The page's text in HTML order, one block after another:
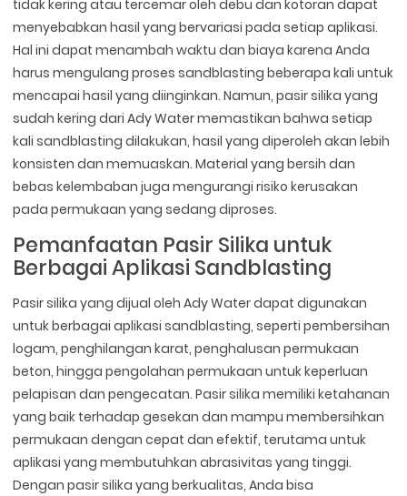
tidak kering atau tercemar oleh debu dan kotoran dapat
menyebabkan hasil yang bervariasi pada setiap aplikasi.
Hal ini dapat menambah waktu dan biaya karena Anda
harus mengulang proses sandblasting beberapa kali untuk
mencapai hasil yang diinginkan. Namun, pasir silika yang
sudah kering dari Ady Water memastikan bahwa setiap
kali sandblasting dilakukan, hasil yang diperoleh akan lebih
konsisten dan memuaskan. Material yang bersih dan
bebas kelembaban juga mengurangi risiko kerusakan
pada permukaan yang sedang diproses.
Pemanfaatan Pasir Silika untuk
Berbagai Aplikasi Sandblasting
Pasir silika yang dijual oleh Ady Water dapat digunakan
untuk berbagai aplikasi sandblasting, seperti pembersihan
logam, penghilangan karat, penghalusan permukaan
beton, hingga pengolahan permukaan untuk keperluan
pelapisan dan pengecatan. Pasir silika memiliki ketahanan
yang baik terhadap gesekan dan mampu membersihkan
permukaan dengan cepat dan efektif, terutama untuk
aplikasi yang membutuhkan abrasivitas yang tinggi.
Dengan pasir silika yang berkualitas, Anda bisa